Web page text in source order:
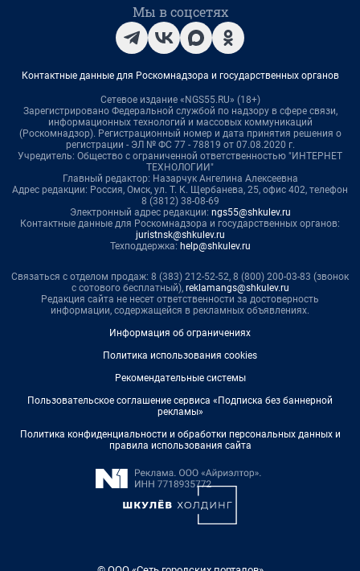
Мы в соцсетях
Контактные данные для Роскомнадзора и государственных органов
Сетевое издание «NGS55.RU» (18+)
Зарегистрировано Федеральной службой по надзору в сфере связи,
информационных технологий и массовых коммуникаций
(Роскомнадзор). Регистрационный номер и дата принятия решения о
регистрации - ЭЛ № ФС 77 - 78819 от 07.08.2020 г.
Учредитель: Общество с ограниченной ответственностью "ИНТЕРНЕТ
ТЕХНОЛОГИИ"
Главный редактор: Назарчук Ангелина Алексеевна
Адрес редакции: Россия, Омск, ул. Т. К. Щербанева, 25, офис 402, телефон
8 (3812) 38-08-69
Электронный адрес редакции: ngs55@shkulev.ru
Контактные данные для Роскомнадзора и государственных органов:
juristnsk@shkulev.ru
Техподдержка: help@shkulev.ru
Связаться с отделом продаж: 8 (383) 212-52-52, 8 (800) 200-03-83 (звонок
с сотового бесплатный), reklamangs@shkulev.ru
Редакция сайта не несет ответственности за достоверность
информации, содержащейся в рекламных объявлениях.
Информация об ограничениях
Политика использования cookies
Рекомендательные системы
Пользовательское соглашение сервиса «Подписка без баннерной
рекламы»
Политика конфиденциальности и обработки персональных данных и
правила использования сайта